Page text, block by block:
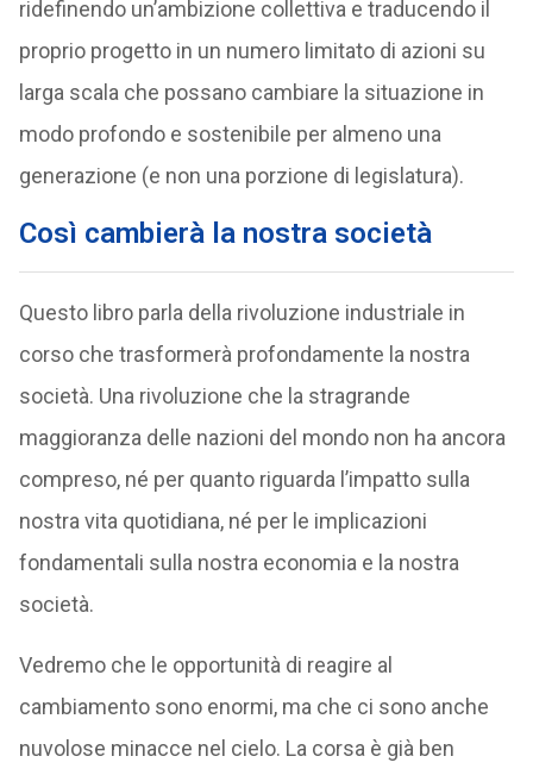
ridefinendo un’ambizione collettiva e traducendo il
proprio progetto in un numero limitato di azioni su
larga scala che possano cambiare la situazione in
modo profondo e sostenibile per almeno una
generazione (e non una porzione di legislatura).
Così cambierà la nostra società
Questo libro parla della rivoluzione industriale in
corso che trasformerà profondamente la nostra
società. Una rivoluzione che la stragrande
maggioranza delle nazioni del mondo non ha ancora
compreso, né per quanto riguarda l’impatto sulla
nostra vita quotidiana, né per le implicazioni
fondamentali sulla nostra economia e la nostra
società.
Vedremo che le opportunità di reagire al
cambiamento sono enormi, ma che ci sono anche
nuvolose minacce nel cielo. La corsa è già ben